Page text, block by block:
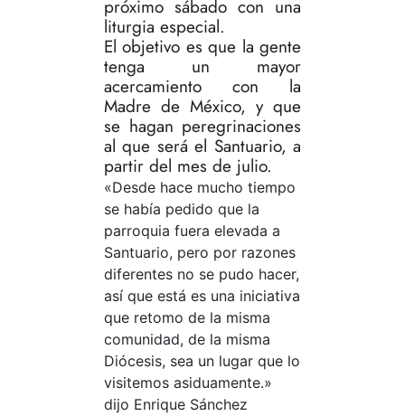
próximo sábado con una
liturgia especial.
El objetivo es que la gente
tenga un mayor
acercamiento con la
Madre de México, y que
se hagan peregrinaciones
al que será el Santuario, a
partir del mes de julio.
«Desde hace mucho tiempo
se había pedido que la
parroquia fuera elevada a
Santuario, pero por razones
diferentes no se pudo hacer,
así que está es una iniciativa
que retomo de la misma
comunidad, de la misma
Diócesis, sea un lugar que lo
visitemos asiduamente.»
dijo Enrique Sánchez